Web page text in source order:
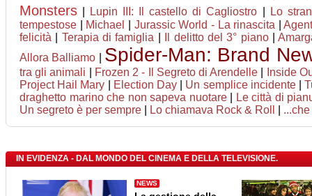
Monsters Lupin III: Il castello di Cagliostro
Lo
tempestose
Michael Jurassic World - La rinascita |
felicità
Terapia di famiglia Il delitto del 3° piano|
Allora Balliamo
Spider-Man: Brand
tra gli animali Frozen 2 - Il Segreto di Arendelle
Inside
Project Hail Mary
Election Day| Un semplice incidente|
draghetto marino che non sapeva nuotare|
Le città di
Un segreto è per sempre
Lo chiamava Rock & Roll
IN EVIDENZA - DAL MONDO DEL CINEMA E DELLA TELEVISIONE.
NEWS